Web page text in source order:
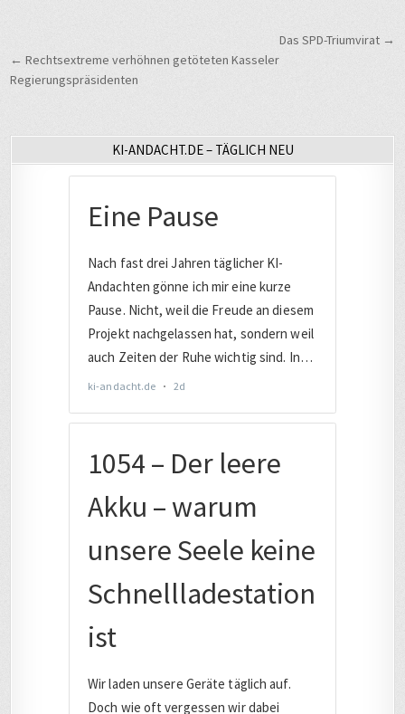
Das SPD-Triumvirat →
← Rechtsextreme verhöhnen getöteten Kasseler
Regierungspräsidenten
KI-ANDACHT.DE – TÄGLICH NEU